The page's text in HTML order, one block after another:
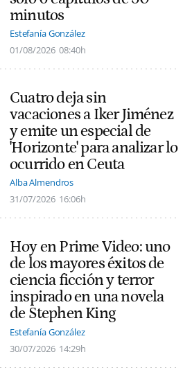
minutos
Estefanía González
01/08/2026 08:40h
Cuatro deja sin
vacaciones a Iker Jiménez
y emite un especial de
'Horizonte' para analizar lo
ocurrido en Ceuta
Alba Almendros
31/07/2026 16:06h
Hoy en Prime Video: uno
de los mayores éxitos de
ciencia ficción y terror
inspirado en una novela
de Stephen King
Estefanía González
30/07/2026 14:29h